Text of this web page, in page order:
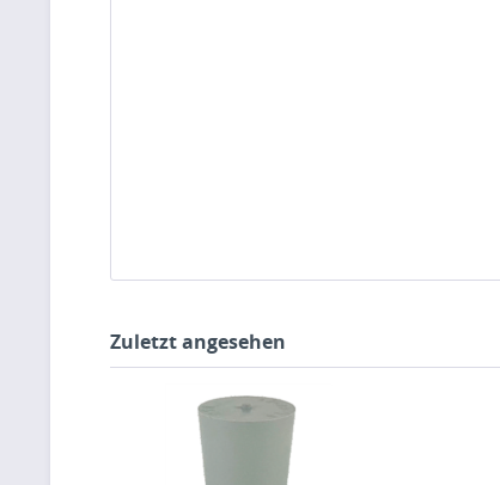
Zuletzt angesehen